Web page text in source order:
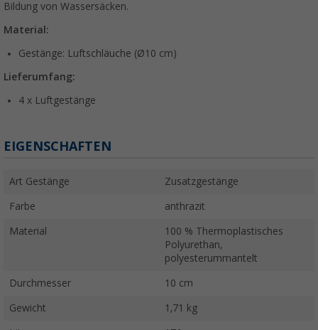
Bildung von Wassersäcken.
Material:
Gestänge: Luftschläuche (Ø10 cm)
Lieferumfang:
4 x Luftgestänge
EIGENSCHAFTEN
Art Gestänge Zusatzgestänge
Farbe anthrazit
Material
100 % Thermoplastisches
Polyurethan,
polyesterummantelt
Durchmesser 10 cm
Gewicht 1,71 kg